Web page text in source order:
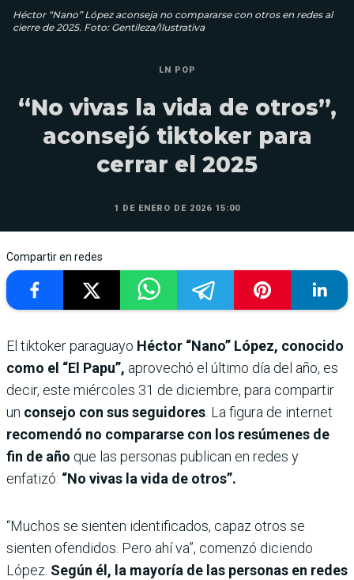
Héctor “Nano” López aconseja no compararse con otros en redes al
cierre de 2025. Foto: Gentileza/Ilustrativa
LN POP
“No vivas la vida de otros”,
aconsejó tiktoker para
cerrar el 2025
1 DE ENERO DE 2026 15:00
Compartir en redes
El tiktoker paraguayo Héctor “Nano” López, conocido
como el “El Papu”, aprovechó el último día del año, es
decir, este miércoles 31 de diciembre, para compartir
un consejo con sus seguidores. La figura de internet
recomendó no compararse con los resúmenes de
fin de año que las personas publican en redes y
enfatizó: “No vivas la vida de otros”.
“Muchos se sienten identificados, capaz otros se
sienten ofendidos. Pero ahí va”, comenzó diciendo
López. Según él, la mayoría de las personas en redes